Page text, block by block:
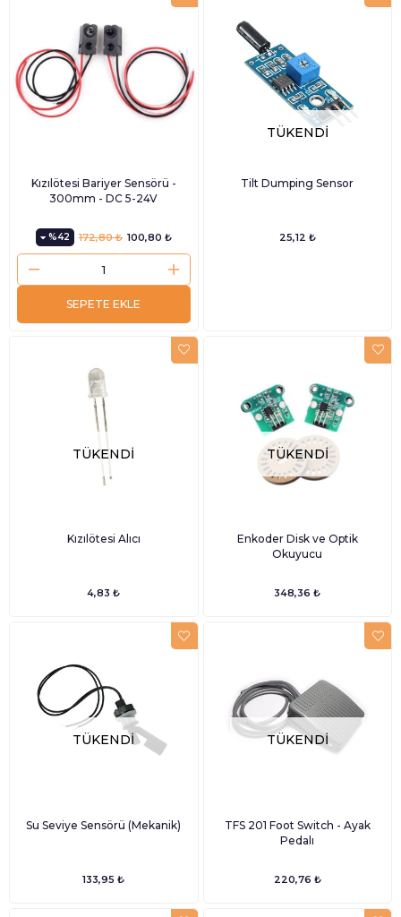
Kızılötesi Bariyer Sensörü -
300mm - DC 5-24V
%42 100,80 ₺
172,80 ₺
SEPETE EKLE
TÜKENDI
Tilt Dumping Sensor
25,12 ₺
TÜKENDI
Kızılötesi Alıcı
4,83 ₺
TÜKENDI
Enkoder Disk ve Optik
Okuyucu
348,36 ₺
TÜKENDI
Su Seviye Sensörü (Mekanik)
133,95 ₺
TÜKENDI
TFS 201 Foot Switch - Ayak
Pedalı
220,76 ₺